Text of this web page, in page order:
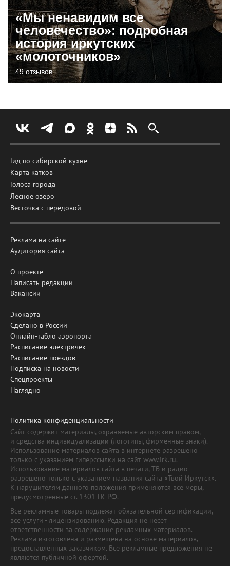
«Мы ненавидим все
человечество»: подробная
история иркутских
«молоточников»
49 отзывов
Гид по сибирской кухне
Карта катков
Голоса города
Лесное озеро
Весточка с передовой
Реклама на сайте
Аудитория сайта
О проекте
Написать редакции
Вакансии
Экокарта
Сделано в России
Онлайн-табло аэропорта
Расписание электричек
Расписание поездов
Подписка на новости
Спецпроекты
Наглядно
Политика конфиденциальности
Сайт содержит материалы, охраняемые авторским правом,
и средства индивидуализации (логотипы, фирменные знаки).
Использование материалов сайта в интернете разрешено
только с указанием гиперссылки на сайт www.irk.ru.
Использование материалов сайта в печати, ТВ и радио
разрешено только с указанием названия сайта «Твой Иркутск».
К нарушителям данного положения применяются все меры,
предусмотренные ст. 1301 ГК РФ.
Все рекламные товары подлежат обязательной сертификации,
все услуги - лицензированию. Редакция не несет
ответственности за содержание рекламных материалов.
Реклама изготовлена и размещена на основе материалов,
предоставленных заказчиком. Все рекламные предложения не
являются публичной офертой.